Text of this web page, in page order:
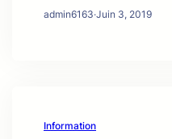
admin6163·Juin 3, 2019
Information